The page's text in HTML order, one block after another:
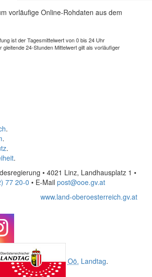
vorläufige Online-Rohdaten aus dem
ist der Tagesmittelwert von 0 bis 24 Uhr
gleitende 24-Stunden Mittelwert gilt als vorläufiger
.
.
.
.
• 4021 Linz, Landhausplatz 1 •
77 20-0 • E-Mail post@ooe.gv.at
www.land-oberoesterreich.gv.at
Oö. Landtag.